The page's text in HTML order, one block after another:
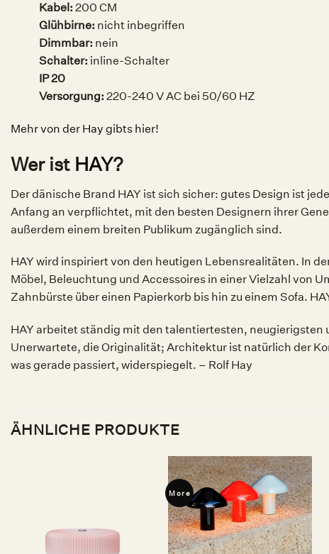
Kabel: 200 CM
Glühbirne: nicht inbegriffen
Dimmbar: nein
Schalter: inline-Schalter
IP20
Versorgung: 220-240 V AC bei 50/60 HZ
Mehr von der Hay gibts hier!
Wer ist HAY?
Der dänische Brand HAY ist sich sicher: gutes Design ist
Anfang an verpflichtet, mit den besten Designern ihrer
außerdem einem breiten Publikum zugänglich sind.
HAY wird inspiriert von den heutigen Lebensrealitäten. In
Möbel, Beleuchtung und Accessoires in einer Vielzahl von
Zahnbürste über einen Papierkorb bis hin zu einem Sofa.
HAY arbeitet ständig mit den talentiertesten, neugierigsten
Unerwartete, die Originalität; Architektur ist natürlich der
was gerade passiert, widerspiegelt. – Rolf Hay
ÄHNLICHE PRODUKTE
More
Auf die
Wunschliste